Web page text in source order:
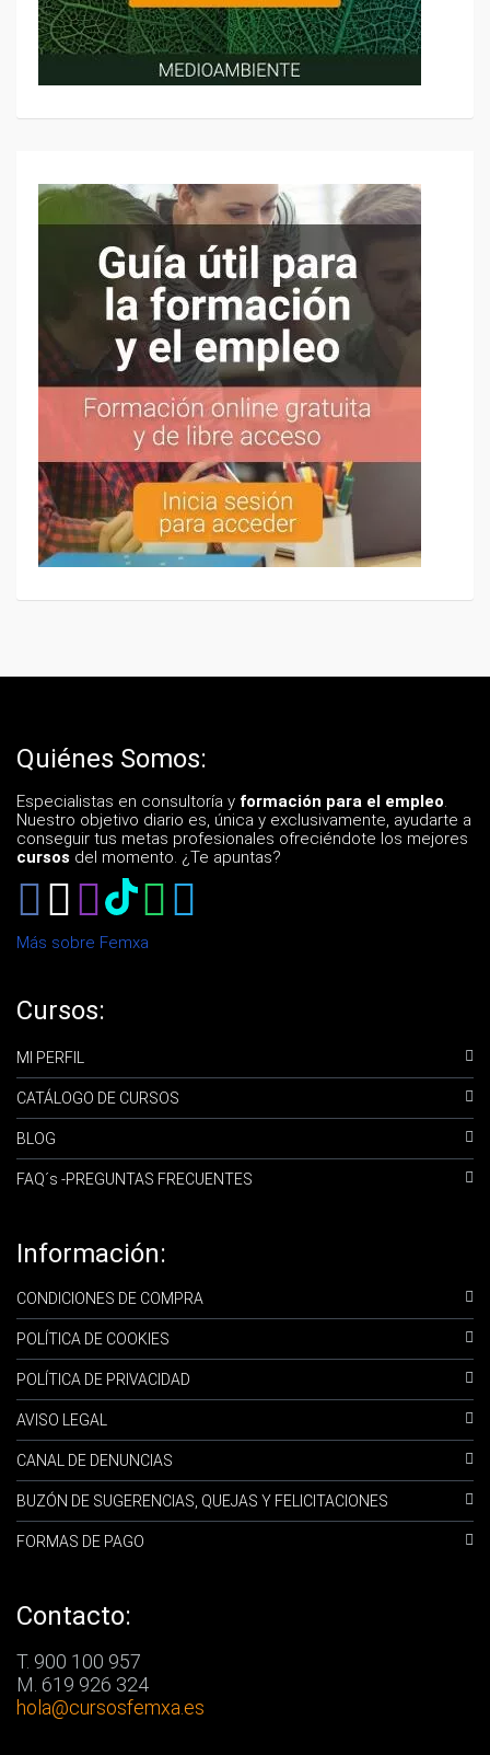
Quiénes Somos:
Especialistas en consultoría y formación para el empleo.
Nuestro objetivo diario es, única y exclusivamente, ayudarte a
conseguir tus metas profesionales ofreciéndote los mejores
cursos del momento. ¿Te apuntas?
Más sobre Femxa
Cursos:
MI PERFIL
CATÁLOGO DE CURSOS
BLOG
FAQ´s -PREGUNTAS FRECUENTES
Información:
CONDICIONES DE COMPRA
POLÍTICA DE COOKIES
POLÍTICA DE PRIVACIDAD
AVISO LEGAL
CANAL DE DENUNCIAS
BUZÓN DE SUGERENCIAS, QUEJAS Y FELICITACIONES
FORMAS DE PAGO
Contacto:
T. 900 100 957
M. 619 926 324
hola@cursosfemxa.es